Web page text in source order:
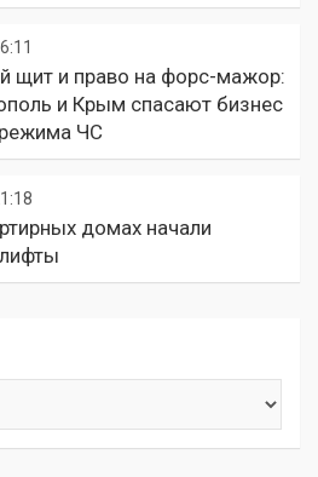
щит и право на форс-мажор:
и Крым спасают бизнес
режима ЧС
домах начали